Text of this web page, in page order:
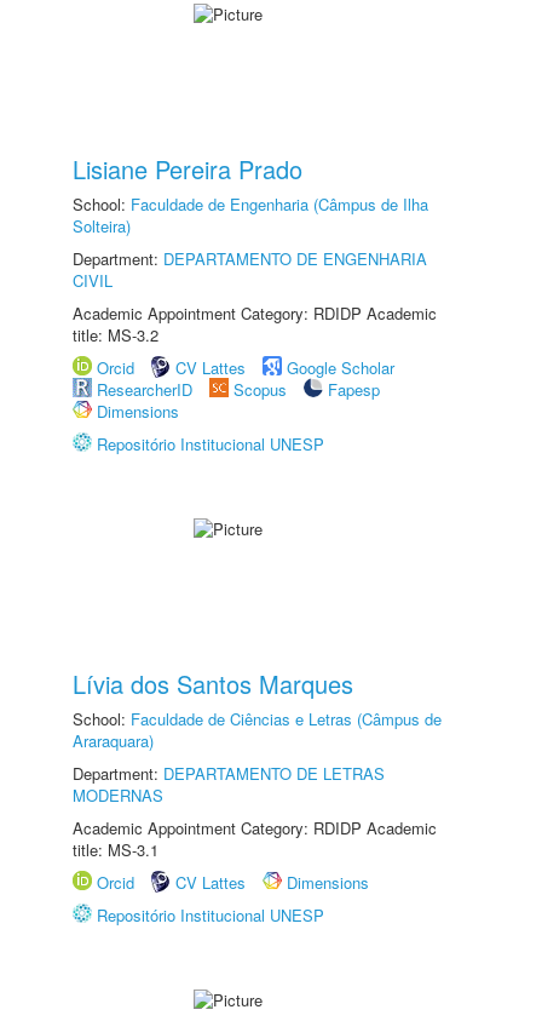
Lisiane Pereira Prado
School: Faculdade de Engenharia (Câmpus de Ilha
Solteira)
Department: DEPARTAMENTO DE ENGENHARIA
CIVIL
Academic Appointment Category: RDIDP Academic
title: MS-3.2
Orcid
CV Lattes
Google Scholar
ResearcherID
Scopus
Fapesp
Dimensions
Repositório Institucional UNESP
Lívia dos Santos Marques
School: Faculdade de Ciências e Letras (Câmpus de
Araraquara)
Department: DEPARTAMENTO DE LETRAS
MODERNAS
Academic Appointment Category: RDIDP Academic
title: MS-3.1
Orcid
CV Lattes
Dimensions
Repositório Institucional UNESP